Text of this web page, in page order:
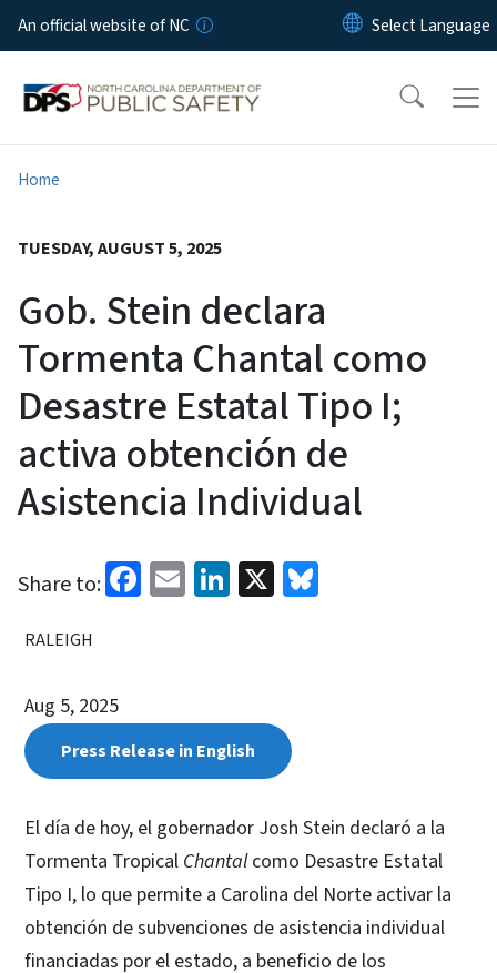
Skip to main content
An official website of NC
Home
TUESDAY, AUGUST 5, 2025
Gob. Stein declara
Tormenta Chantal como
Desastre Estatal Tipo I;
activa obtención de
Asistencia Individual
Share to: Facebook
EmailLinkedIn
X
RALEIGH
Aug 5, 2025
Press Release in English
El día de hoy, el gobernador Josh Stein declaró a la
Tormenta Tropical Chantalcomo Desastre Estatal
Tipo I, lo que permite a Carolina del Norte activar la
obtención de subvenciones de asistencia individual
financiadas por el estado, a beneficio de los